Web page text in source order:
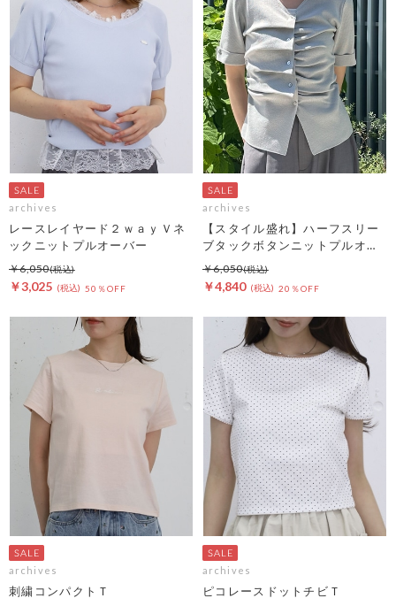
archives
レースレイヤード２ｗａｙＶネ
ックニットプルオーバー
￥3,025 50％OFF
￥6,050
archives
【スタイル盛れ】ハーフスリー
ブタックボタンニットプルオー
バー
￥4,840 20％OFF
￥6,050
archives
刺繍コンパクトＴ
archives
ピコレースドットチビＴ